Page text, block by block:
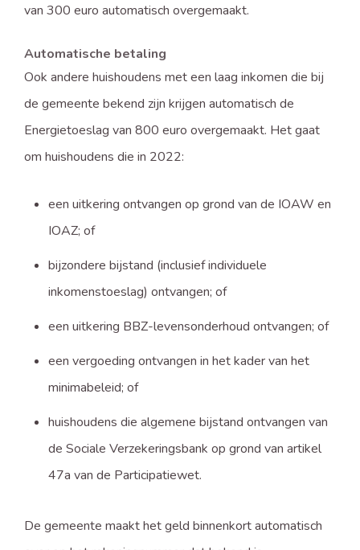
van 300 euro automatisch overgemaakt.
Automatische betaling
Ook andere huishoudens met een laag inkomen die bij
de gemeente bekend zijn krijgen automatisch de
Energietoeslag van 800 euro overgemaakt. Het gaat
om huishoudens die in 2022:
een uitkering ontvangen op grond van de IOAW en
IOAZ; of
bijzondere bijstand (inclusief individuele
inkomenstoeslag) ontvangen; of
een uitkering BBZ-levensonderhoud ontvangen; of
een vergoeding ontvangen in het kader van het
minimabeleid; of
huishoudens die algemene bijstand ontvangen van
de Sociale Verzekeringsbank op grond van artikel
47a van de Participatiewet.
De gemeente maakt het geld binnenkort automatisch